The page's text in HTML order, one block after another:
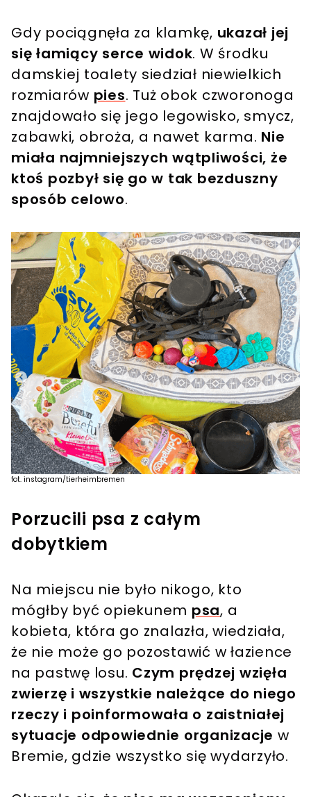
Gdy pociągnęła za klamkę, ukazał jej
się łamiący serce widok. W środku
damskiej toalety siedział niewielkich
rozmiarów pies. Tuż obok czworonoga
znajdowało się jego legowisko, smycz,
zabawki, obroża, a nawet karma. Nie
miała najmniejszych wątpliwości, że
ktoś pozbył się go w tak bezduszny
sposób celowo.
fot. instagram/tierheimbremen
Porzucili psa z całym
dobytkiem
Na miejscu nie było nikogo, kto
mógłby być opiekunem psa, a
kobieta, która go znalazła, wiedziała,
że nie może go pozostawić w łazience
na pastwę losu. Czym prędzej wzięła
zwierzę i wszystkie należące do niego
rzeczy i poinformowała o zaistniałej
sytuacje odpowiednie organizacje w
Bremie, gdzie wszystko się wydarzyło.